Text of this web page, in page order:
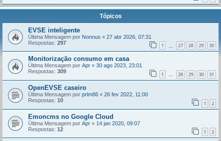
Tópicos
EVSE inteligente
Última Mensagem por Nonnus « 27 abr 2026, 07:31
Respostas: 297 1 27 28 29 30
Monitorização consumo em casa
Última Mensagem por Apr « 30 ago 2023, 23:01
Respostas: 309 1 ... 28 29 30 31
OpenEVSE caseiro
Última Mensagem por prlm86 « 26 fev 2022, 11:00
Respostas: 10 1 2
Emoncms no Google Cloud
Última Mensagem por Apr « 14 jan 2020, 09:07
Respostas: 12 1 2